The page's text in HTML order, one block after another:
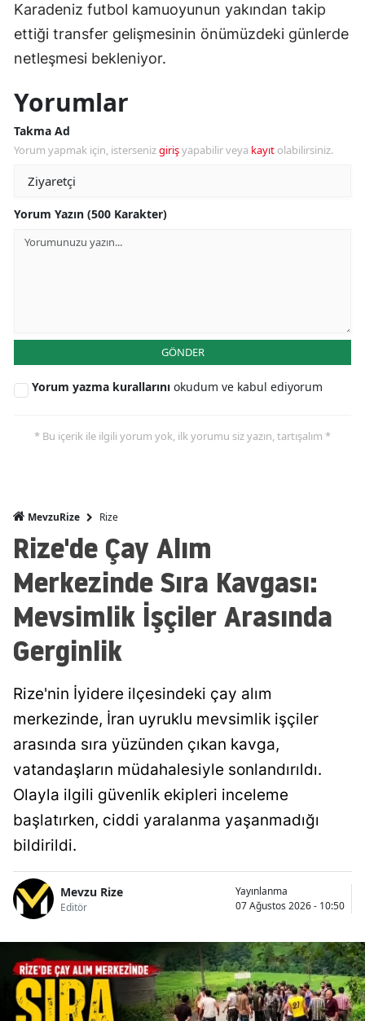
Karadeniz futbol kamuoyunun yakından takip
ettiği transfer gelişmesinin önümüzdeki günlerde
netleşmesi bekleniyor.
Yorumlar
Takma Ad
Yorum yapmak için, istersenizgirişyapabilir veya kayıt olabilirsiniz.
Yorum Yazın (500 Karakter)
GÖNDER
Yorum yazma kurallarını okudum ve kabul ediyorum
* Bu içerik ile ilgili yorum yok, ilk yorumu siz yazın, tartışalım *
MevzuRize Rize
Rize'de Çay Alım
Merkezinde Sıra Kavgası:
Mevsimlik İşçiler Arasında
Gerginlik
Rize'nin İyidere ilçesindeki çay alım
merkezinde, İran uyruklu mevsimlik işçiler
arasında sıra yüzünden çıkan kavga,
vatandaşların müdahalesiyle sonlandırıldı.
Olayla ilgili güvenlik ekipleri inceleme
başlatırken, ciddi yaralanma yaşanmadığı
bildirildi.
Mevzu Rize
Editör
Yayınlanma
07 Ağustos 2026 - 10:50